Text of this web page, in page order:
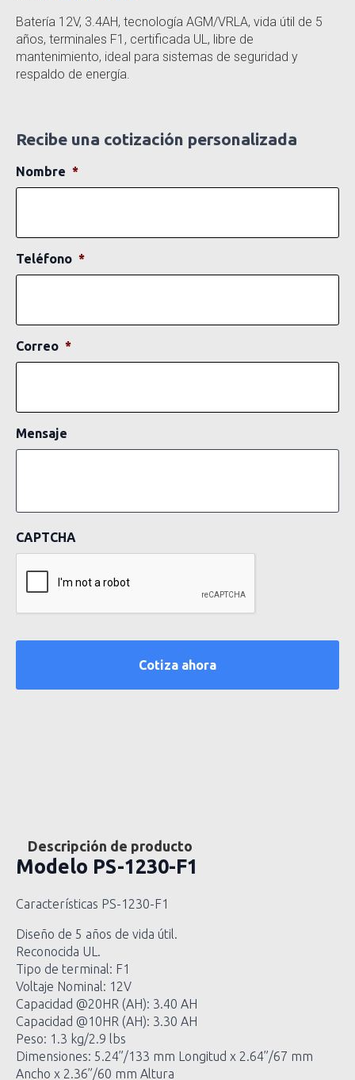
Batería 12V, 3.4AH, tecnología AGM/VRLA, vida útil de 5
años, terminales F1, certificada UL, libre de
mantenimiento, ideal para sistemas de seguridad y
respaldo de energía.
Recibe una cotización personalizada
Nombre *
Teléfono *
Correo *
Mensaje
CAPTCHA
Descripción de producto
Modelo PS-1230-F1
Características PS-1230-F1
Diseño de 5 años de vida útil.
Reconocida UL.
Tipo de terminal: F1
Voltaje Nominal: 12V
Capacidad @20HR (AH): 3.40 AH
Capacidad @10HR (AH): 3.30 AH
Peso: 1.3 kg/2.9 lbs
Dimensiones: 5.24”/133 mm Longitud x 2.64”/67 mm
Ancho x 2.36”/60 mm Altura